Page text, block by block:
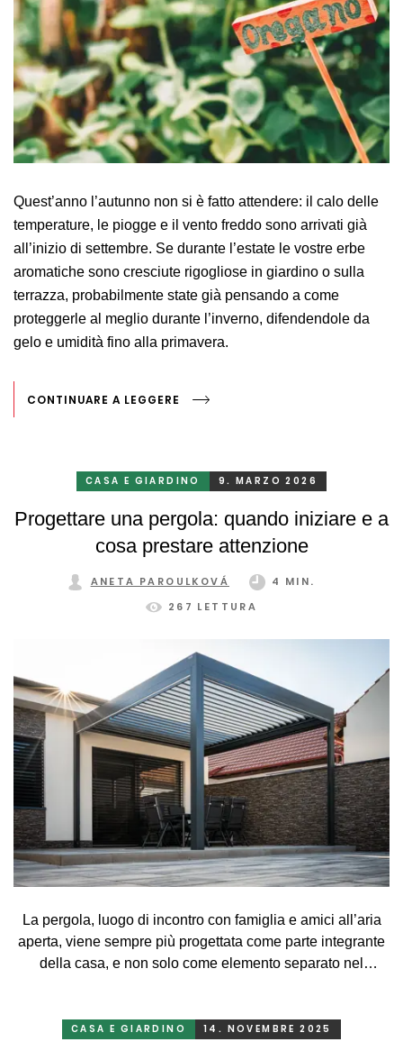
Quest’anno l’autunno non si è fatto attendere: il calo delle
temperature, le piogge e il vento freddo sono arrivati già
all’inizio di settembre. Se durante l’estate le vostre erbe
aromatiche sono cresciute rigogliose in giardino o sulla
terrazza, probabilmente state già pensando a come
proteggerle al meglio durante l’inverno, difendendole da
gelo e umidità fino alla primavera.
CONTINUARE A LEGGERE
CASA E GIARDINO 9. MARZO 2026
Progettare una pergola: quando iniziare e a
cosa prestare attenzione
ANETA PAROULKOVÁ
4 MIN.
267 LETTURA
La pergola, luogo di incontro con famiglia e amici all’aria
aperta, viene sempre più progettata come parte integrante
della casa, e non solo come elemento separato nel
Affinché la pergola funzioni secondo la vostra
CASA E GIARDINO 14. NOVEMBRE 2025